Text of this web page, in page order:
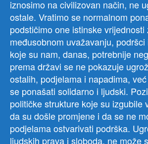
iznosimo na civilizovan način, ne
ostale. Vratimo se normalnom
podstičimo one istinske
međusobnom uvažavanju,
koje su nam, danas, potrebnije
prema državi se ne pokazuje
ostalih, podjelama i napadima,
se ponašati solidarno i ljudski.
političke strukture koje su izgubile
da su došle promjene i da se ne
podjelama ostvarivati podrška.
ljudskih prava i sloboda, ne može